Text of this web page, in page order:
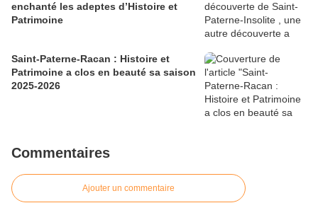
enchanté les adeptes d’Histoire et
Patrimoine
Saint-Paterne-Racan : Histoire et
Patrimoine a clos en beauté sa saison
2025-2026
Commentaires
Ajouter un commentaire